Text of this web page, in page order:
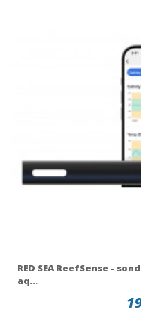
RED SEA ReefSense -
aq...